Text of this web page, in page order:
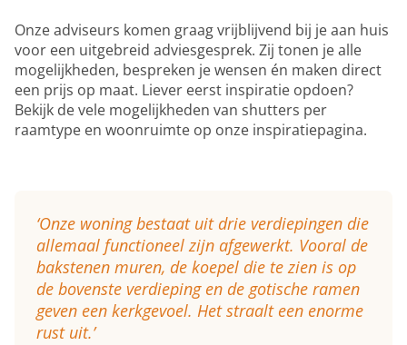
Onze adviseurs komen graag vrijblijvend bij je aan huis
voor een uitgebreid adviesgesprek. Zij tonen je alle
mogelijkheden, bespreken je wensen én maken direct
een prijs op maat. Liever eerst inspiratie opdoen?
Bekijk de vele mogelijkheden van shutters per
raamtype en woonruimte op onze inspiratiepagina.
‘Onze woning bestaat uit drie verdiepingen die
allemaal functioneel zijn afgewerkt. Vooral de
bakstenen muren, de koepel die te zien is op
de bovenste verdieping en de gotische ramen
geven een kerkgevoel. Het straalt een enorme
rust uit.’